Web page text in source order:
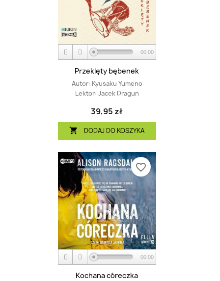
00:00
Przeklęty bębenek
Autor: Kyusaku Yumeno
Lektor: Jacek Dragun
39,95 zł
 DODAJ DO KOSZYKA
00:00
Kochana córeczka
favorite_border